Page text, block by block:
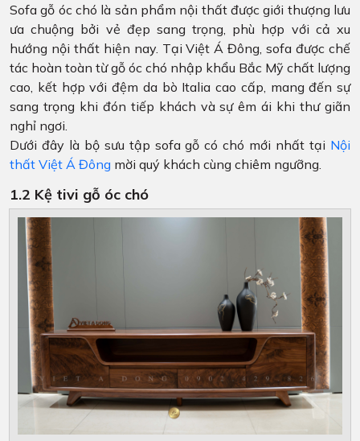
Sofa gỗ óc chó là sản phẩm nội thất được giới thượng lưu
ưa chuộng bởi vẻ đẹp sang trọng, phù hợp với cả xu
hướng nội thất hiện nay. Tại Việt Á Đông, sofa được chế
tác hoàn toàn từ gỗ óc chó nhập khẩu Bắc Mỹ chất lượng
cao, kết hợp với đệm da bò Italia cao cấp, mang đến sự
sang trọng khi đón tiếp khách và sự êm ái khi thư giãn
nghỉ ngơi.
Dưới đây là bộ sưu tập sofa gỗ có chó mới nhất tại Nội
thất Việt Á Đông mời quý khách cùng chiêm ngưỡng.
1.2 Kệ tivi gỗ óc chó